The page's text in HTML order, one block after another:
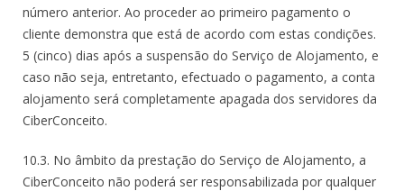
número anterior. Ao proceder ao primeiro pagamento o
cliente demonstra que está de acordo com estas condições.
5 (cinco) dias após a suspensão do Serviço de Alojamento, e
caso não seja, entretanto, efectuado o pagamento, a conta
alojamento será completamente apagada dos servidores da
CiberConceito.
10.3. No âmbito da prestação do Serviço de Alojamento, a
CiberConceito não poderá ser responsabilizada por qualquer